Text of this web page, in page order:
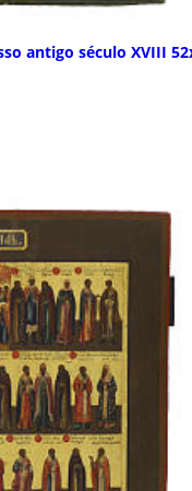
antigo século XVIII